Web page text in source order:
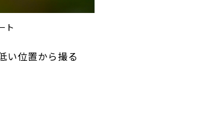
ト
い位置から撮る